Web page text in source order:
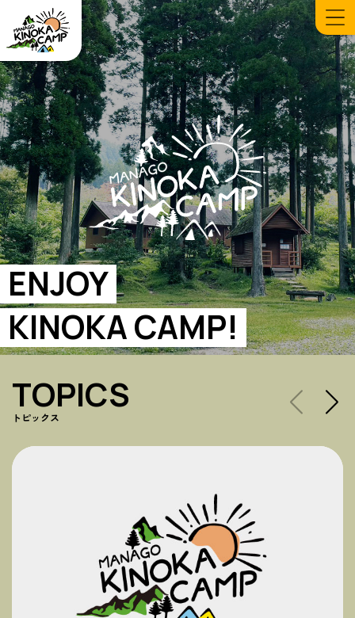
ENJOY
KINOKA CAMP!
トピックス
TOPICS